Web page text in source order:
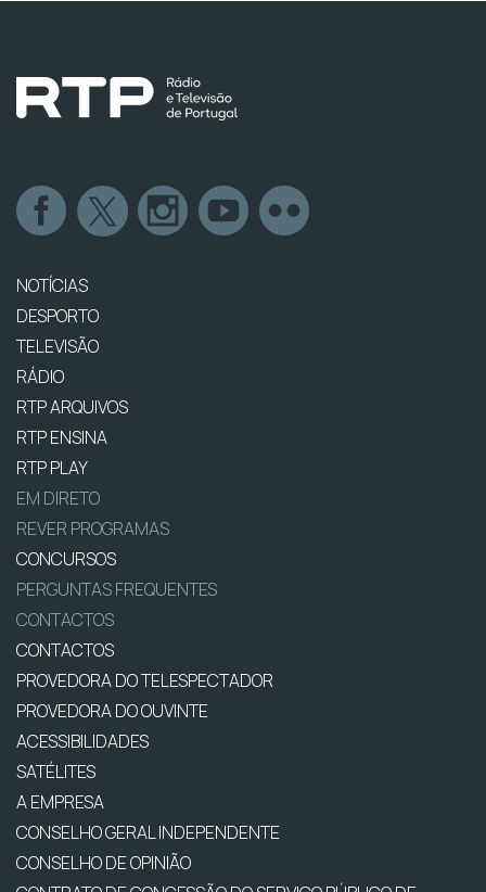
NOTÍCIAS
DESPORTO
TELEVISÃO
RÁDIO
RTP ARQUIVOS
RTP ENSINA
RTP PLAY
EM DIRETO
REVER PROGRAMAS
CONCURSOS
PERGUNTAS FREQUENTES
CONTACTOS
CONTACTOS
PROVEDORA DO TELESPECTADOR
PROVEDORA DO OUVINTE
ACESSIBILIDADES
SATÉLITES
A EMPRESA
CONSELHO GERAL INDEPENDENTE
CONSELHO DE OPINIÃO